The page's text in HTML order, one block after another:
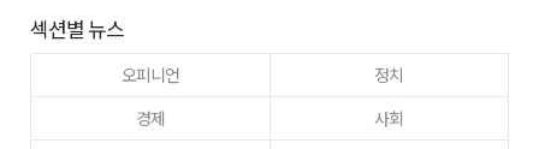
섹션별 뉴스
오피니언
정치
경제
사회